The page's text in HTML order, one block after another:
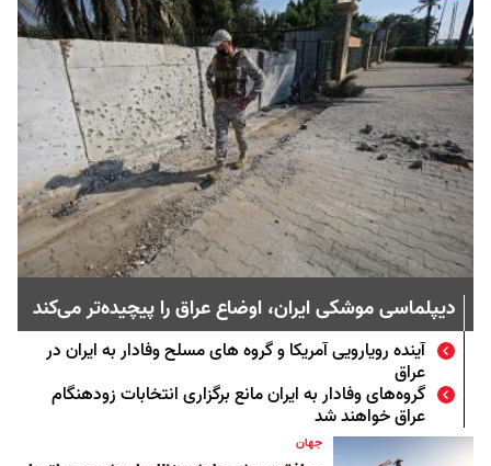
دیپلماسی موشکی ایران، اوضاع عراق را پیچیده‌تر می‌کند
آینده رویارویی آمریکا و گروه های مسلح وفادار به ایران در
عراق
گروه‌های وفادار به ایران مانع برگزاری انتخابات زودهنگام
عراق خواهند شد
جهان